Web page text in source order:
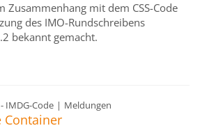
Zusammenhang mit dem CSS-Code
des IMO-Rundschreibens
bekannt gemacht.
IMDG-Code | Meldungen
Container